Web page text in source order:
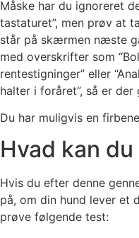
Måske har du ignoreret
tastaturet”, men prøv at
står på skærmen næste
med overskrifter som
rentestigninger” eller
halter i foråret”, så er
Du har muligvis en
Hvad kan
Hvis du efter denne
på, om din hund lever et
prøve følgende test: